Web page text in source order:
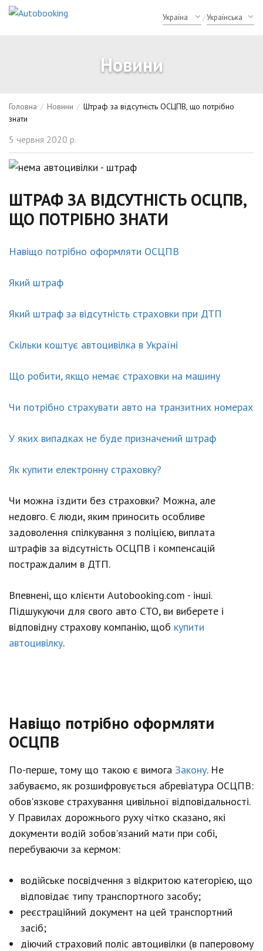
/
Новини
Головна / Новини / Штраф за відсутність ОСЦПВ, що потрібно
знати
5 червня 2020 р.
ШТРАФ ЗА ВІДСУТНІСТЬ ОСЦПВ,
ЩО ПОТРІБНО ЗНАТИ
Навіщо потрібно оформляти ОСЦПВ
Який штраф
Який штраф за відсутність страховки при ДТП
Скільки коштує автоцивілка в Україні
Що робити, якщо немає страховки на машину
Чи потрібно страхувати авто на транзитних номерах
У яких випадках не буде призначений штраф
Як купити електронну страховку?
Чи можна їздити без страховки? Можна, але
недовго. Є люди, яким приносить особливе
задоволення спілкування з поліцією, виплата
штрафів за відсутність ОСЦПВ і компенсацій
постраждалим в ДТП.
Впевнені, що клієнти Аutоbооkіng.соm - інші.
Підшукуючи для свого авто СТО, ви виберете і
відповідну страхову компанію, щоб купити
автоцивілку.
Навіщо потрібно оформляти
ОСЦПВ
По-перше, тому що такою є вимога Закону. Не
забуваємо, як розшифровується абревіатура ОСЦПВ:
обов'язкове страхування цивільної відповідальності.
У Правилах дорожнього руху чітко сказано, які
документи водій зобов'язаний мати при собі,
перебуваючи за кермом:
водійське посвідчення з відкритою категорією, що
відповідає типу транспортного засобу;
реєстраційний документ на цей транспортний
засіб;
діючий страховий поліс автоцивілки (в паперовому